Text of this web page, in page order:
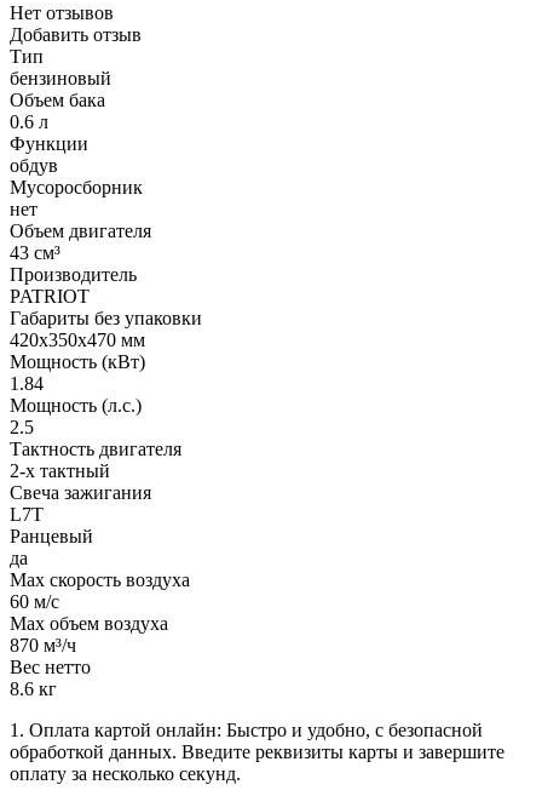
Нет отзывов
Добавить отзыв
Тип
бензиновый
Объем бака
0.6 л
Функции
обдув
Мусоросборник
нет
Объем двигателя
43 см³
Производитель
PATRIOT
Габариты без упаковки
420х350х470 мм
Мощность (кВт)
1.84
Мощность (л.с.)
2.5
Тактность двигателя
2-х тактный
Свеча зажигания
L7T
Ранцевый
да
Max скорость воздуха
60 м/с
Max объем воздуха
870 м³/ч
Вес нетто
8.6 кг
1. Оплата картой онлайн: Быстро и удобно, с безопасной
обработкой данных. Введите реквизиты карты и завершите
оплату за несколько секунд.